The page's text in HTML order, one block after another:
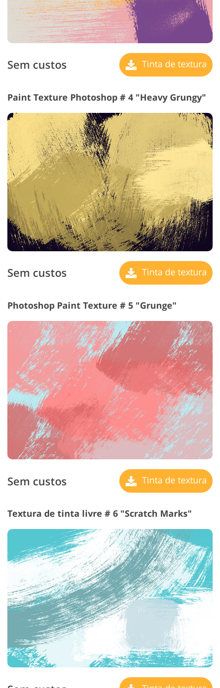
Sem custos Tinta de textura
Paint Texture Photoshop # 4 "Heavy Grungy"
Sem custos Tinta de textura
Photoshop Paint Texture # 5 "Grunge"
Sem custos Tinta de textura
Textura de tinta livre # 6 "Scratch Marks"